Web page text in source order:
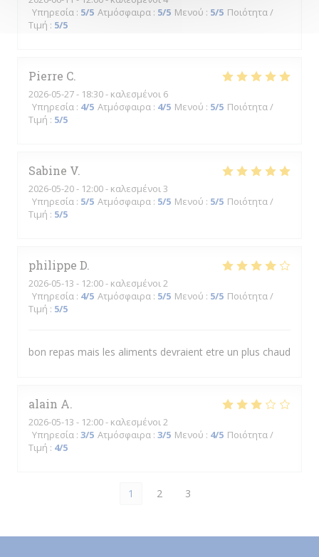
Υπηρεσία : 5/5 Ατμόσφαιρα : 5/5 Μενού : 5/5 Ποιότητα /
Τιμή : 5/5
Pierre C
2026-05-27- 18:30 - καλεσμένοι 6
Υπηρεσία : 4/5 Ατμόσφαιρα : 4/5 Μενού : 5/5 Ποιότητα /
Τιμή : 5/5
Sabine V
2026-05-20- 12:00 - καλεσμένοι 3
Υπηρεσία : 5/5 Ατμόσφαιρα : 5/5 Μενού : 5/5 Ποιότητα /
Τιμή : 5/5
philippe D
2026-05-13 - 12:00 - καλεσμένοι 2
Υπηρεσία : 4/5 Ατμόσφαιρα : 5/5 Μενού : 5/5 Ποιότητα /
Τιμή : 5/5
bon repas mais les aliments devraient etre un plus chaud
alain A
2026-05-13 - 12:00 - καλεσμένοι 2
Υπηρεσία : 3/5 Ατμόσφαιρα : 3/5 Μενού : 4/5 Ποιότητα /
Τιμή : 4/5
1 2 3